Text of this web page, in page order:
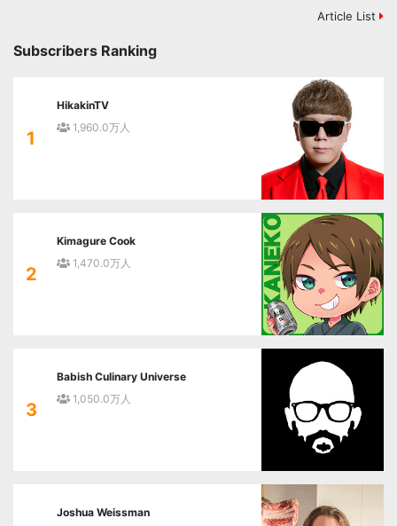
Article List
Subscribers Ranking
1
HikakinTV
1,960.0万人
2
Kimagure Cook
1,470.0万人
3
Babish Culinary Universe
1,050.0万人
Joshua Weissman